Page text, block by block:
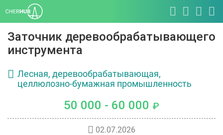
Заточник деревообрабатывающего
инструмента
Лесная, деревообрабатывающая,
целлюлозно-бумажная промышленность
50 000 - 60 000 ₽
02.07.2026